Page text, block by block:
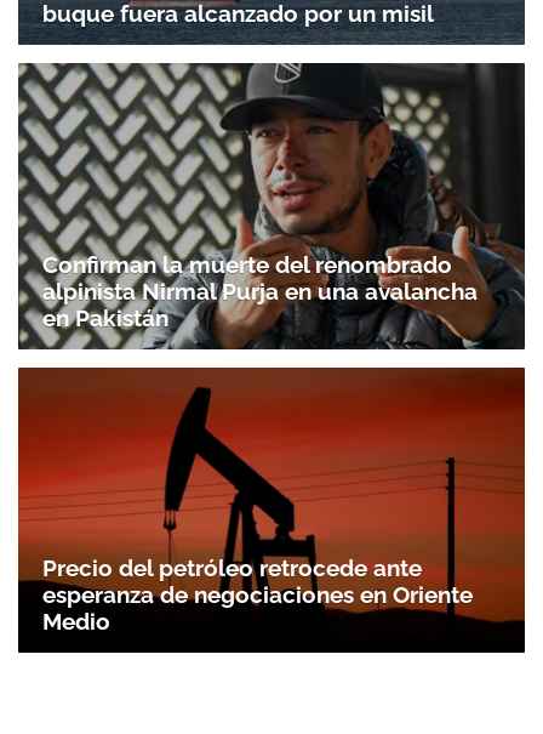
buque fuera alcanzado por un misil
Confirman la muerte del renombrado
alpinista Nirmal Purja en una avalancha
en Pakistán
Precio del petróleo retrocede ante
esperanza de negociaciones en Oriente
Medio